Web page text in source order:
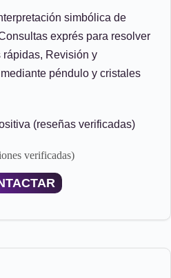
simbólica de
exprés para resolver
rápidas, Revisión y
péndulo y cristales
(reseñas verificadas)
verificadas)